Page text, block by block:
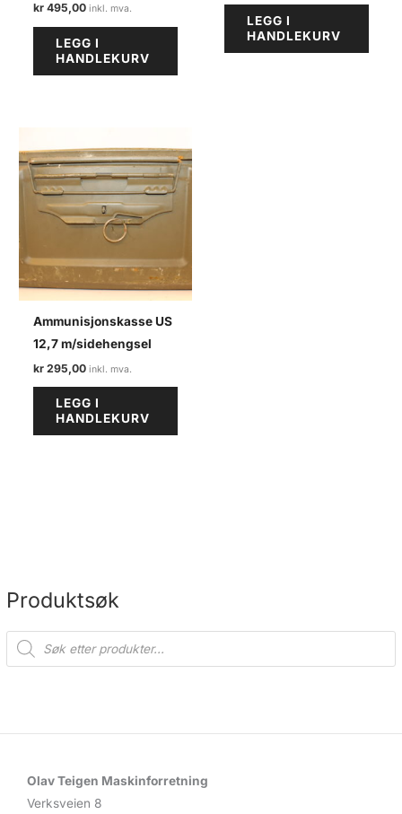
Produktsøk
P
d
kr 495,00
LEGG I
HANDLEKURV
LEGG I
HANDLEKURV
Ammunisjonskasse US
12,7 m/sidehengsel
kr 295,00
LEGG I
HANDLEKURV
Olav Teigen Maskinforretning
Verksveien 8